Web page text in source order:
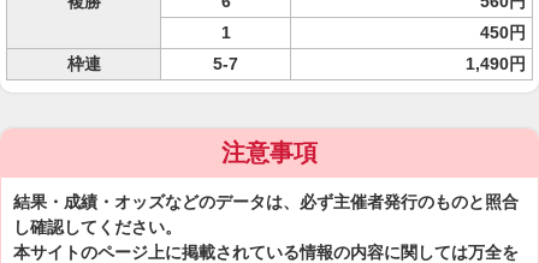
1
450円
枠連
5-7 1,490円
注意事項
結果・成績・オッズなどのデータは、必ず主催者発行のものと照合
し確認してください。
本サイトのページ上に掲載されている情報の内容に関しては万全を